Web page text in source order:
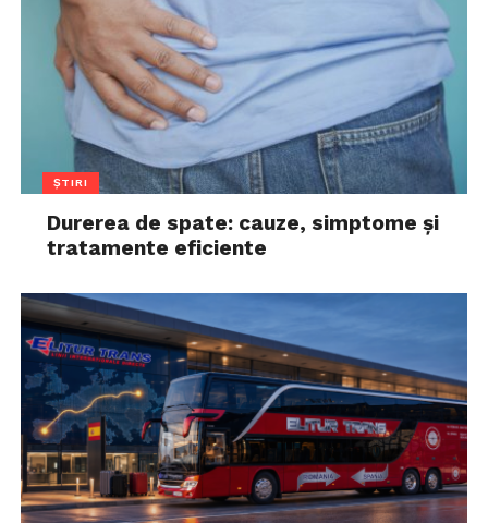
ȘTIRI
Durerea de spate: cauze, simptome și
tratamente eficiente